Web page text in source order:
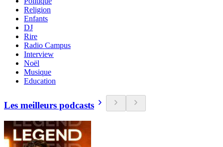
Religion
Enfants
DJ
Rire
Radio Campus
Interview
Noël
Musique
Education
Les meilleurs podcasts